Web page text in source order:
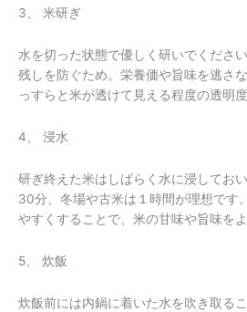
3、 米研ぎ
水を切った状態で優しく研いでくださ
残しを防ぐため。栄養価や旨味を逃さ
っすらと米が透けて見える程度の透明
4、 浸水
研ぎ終えた米はしばらく水に浸してお
30分、冬場や古米は１時間が理想です
やすくすることで、米の甘味や旨味を
5、 炊飯
炊飯前には内鍋に着いた水を吹き取る